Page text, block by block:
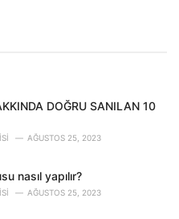
DOĞRU SANILAN 10
AĞUSTOS 25, 2023
nasıl yapılır?
AĞUSTOS 25, 2023